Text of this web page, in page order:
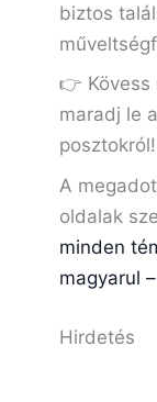
biztos
👉 Kövess
maradj le
posztokról!
A
oldalak
minden
magyarul
Hirdetés